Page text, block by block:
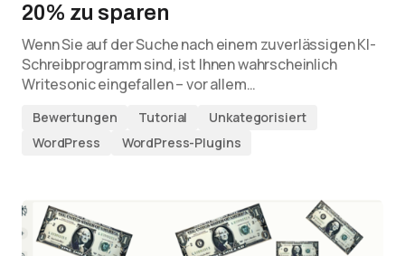
20% zu sparen
Wenn Sie auf der Suche nach einem zuverlässigen KI-
Schreibprogramm sind, ist Ihnen wahrscheinlich
Writesonic eingefallen – vor allem…
Bewertungen Tutorial
Unkategorisiert
WordPress
WordPress-Plugins